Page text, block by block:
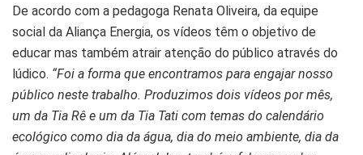
De acordo com a pedagoga Renata Oliveira, da equipe
social da Aliança Energia, os vídeos têm o objetivo de
educar mas também atrair atenção do público através do
lúdico. “Foi a forma que encontramos para engajar nosso
público neste trabalho. Produzimos dois vídeos por mês,
um da Tia Rê e um da Tia Tati com temas do calendário
ecológico como dia da água, dia do meio ambiente, dia da